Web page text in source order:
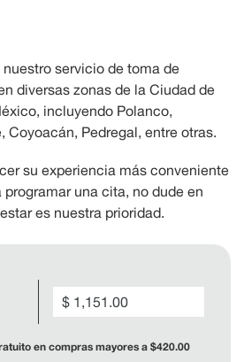
servicio de toma de
diversas zonas de la Ciudad de
incluyendo Polanco,
Coyoacán, Pedregal, entre otras.
su experiencia más conveniente
una cita, no dude en
es nuestra prioridad.
$ 1,151.00
en compras mayores a $420.00